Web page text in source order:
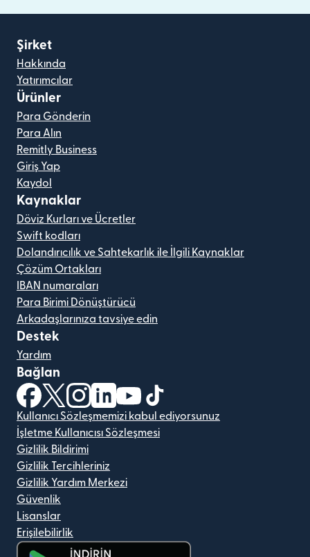
Şirket
Hakkında
Yatırımcılar
Ürünler
Para Gönderin
Para Alın
Remitly Business
Giriş Yap
Kaydol
Kaynaklar
Döviz Kurları ve Ücretler
Swift kodları
Dolandırıcılık ve Sahtekarlık ile İlgili Kaynaklar
Çözüm Ortakları
IBAN numaraları
Para Birimi Dönüştürücü
Arkadaşlarınıza tavsiye edin
Destek
Yardım
Bağlan
(yeni pencerede açılır)
(yeni pencerede açılır)
(yeni pencerede açılır)
(yeni pencerede açılır)
(yeni pencerede açılır)
Kullanıcı Sözleşmemizi kabul ediyorsunuz
İşletme Kullanıcısı Sözleşmesi
Gizlilik Bildirimi
Gizlilik Tercihleriniz
Gizlilik Yardım Merkezi
Güvenlik
Lisanslar
Erişilebilirlik